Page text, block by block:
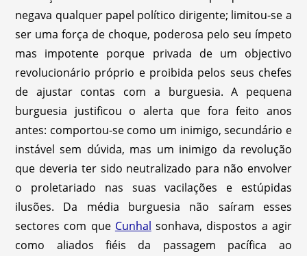
negava qualquer papel político dirigente; limitou-se a
ser uma força de choque, poderosa pelo seu ímpeto
mas impotente porque privada de um objectivo
revolucionário próprio e proibida pelos seus chefes
de ajustar contas com a burguesia. A pequena
burguesia justificou o alerta que fora feito anos
antes: comportou-se como um inimigo, secundário e
instável sem dúvida, mas um inimigo da revolução
que deveria ter sido neutralizado para não envolver
o proletariado nas suas vacilações e estúpidas
ilusões. Da média burguesia não saíram esses
sectores com que Cunhal sonhava, dispostos a agir
como aliados fiéis da passagem pacífica ao